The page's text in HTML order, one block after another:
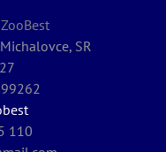
SR
110